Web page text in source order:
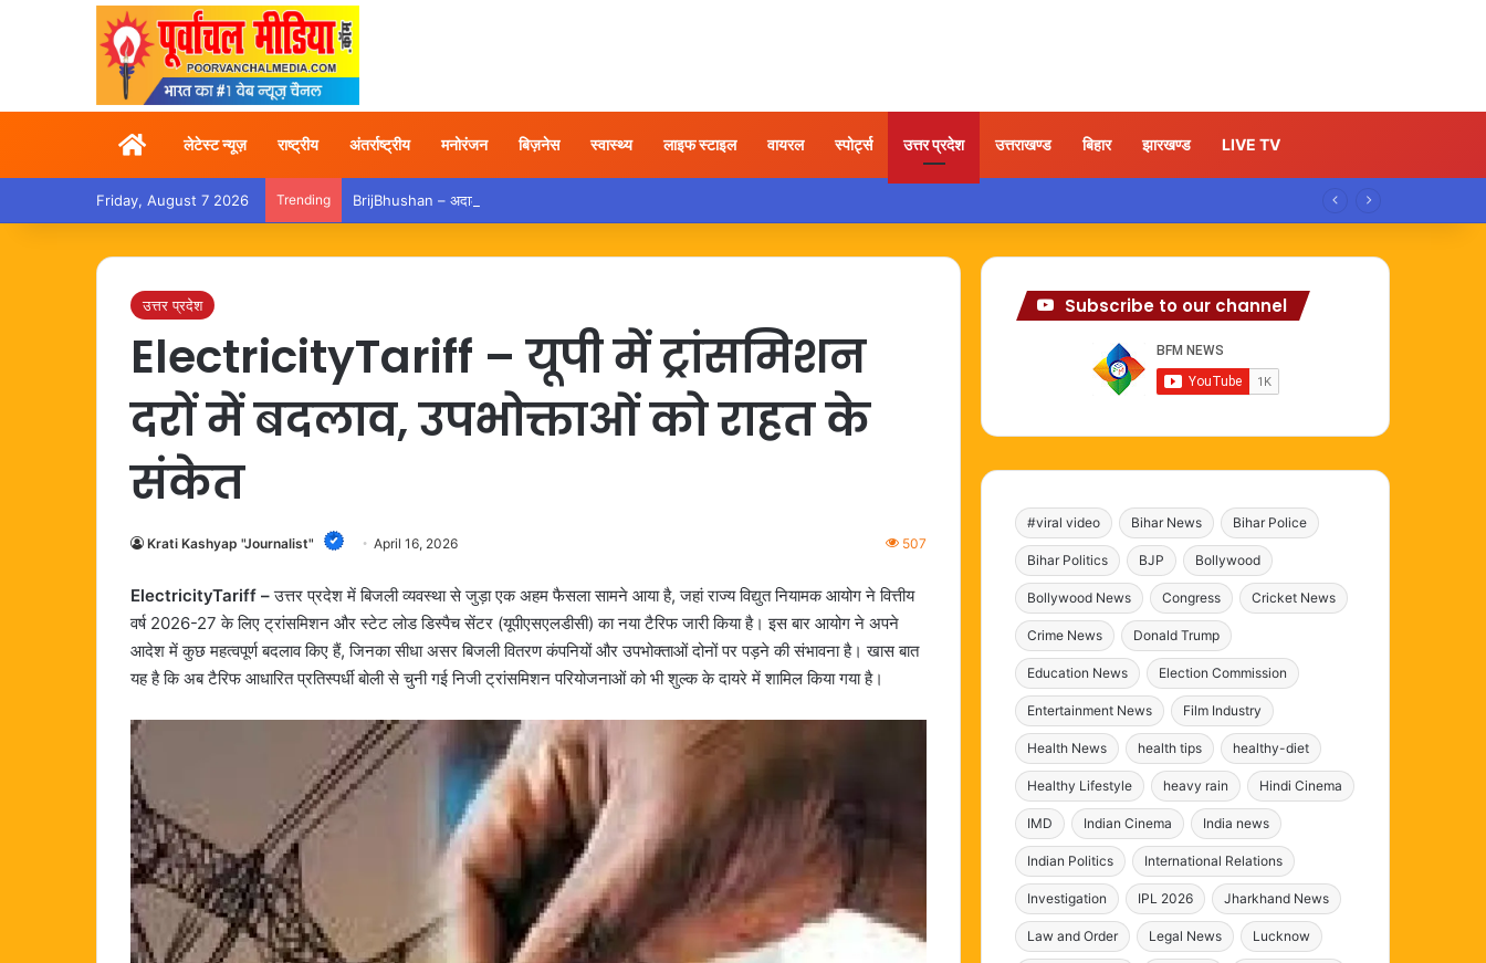
Homeलेटेस्ट न्यूज़ राष्ट्रीय अंतर्राष्ट्रीय मनोरंजन बिज़नेस स्वास्थ्य लाइफ स्टाइल वायरल स्पोर्ट्स उत्तर प्रदेश उत्तराखण्ड बिहार झारखण्ड LIVE TV
Friday, August 7 2026 Trending BrijBhushan – अदालत से बरी होने के बाद अयोध्या पहुंचे बृजभूषण, समर्थकों ने किया स्वागत
उत्तर प्रदेश
ElectricityTariff – यूपी में ट्रांसमिशन
दरों में बदलाव, उपभोक्ताओं को राहत के
संकेत
Krati Kashyap "Journalist" April 16, 2026 507
ElectricityTariff –उत्तर प्रदेश में बिजली व्यवस्था से जुड़ा एक अहम फैसला सामने आया है, जहां राज्य विद्युत नियामक आयोग ने वित्तीय
वर्ष 2026-27 के लिए ट्रांसमिशन और स्टेट लोड डिस्पैच सेंटर (यूपीएसएलडीसी) का नया टैरिफ जारी किया है। इस बार आयोग ने अपने
आदेश में कुछ महत्वपूर्ण बदलाव किए हैं, जिनका सीधा असर बिजली वितरण कंपनियों और उपभोक्ताओं दोनों पर पड़ने की संभावना है। खास बात
यह है कि अब टैरिफ आधारित प्रतिस्पर्धी बोली से चुनी गई निजी ट्रांसमिशन परियोजनाओं को भी शुल्क के दायरे में शामिल किया गया है।
Subscribe to our channel
#viral video Bihar News Bihar Police
Bihar Politics BJP Bollywood
Bollywood News Congress Cricket News
Crime News Donald Trump
Education News Election Commission
Entertainment News Film Industry
Health News health tips healthy-diet
Healthy Lifestyle heavy rain Hindi Cinema
IMD Indian Cinema India news
Indian Politics International Relations
Investigation IPL 2026 Jharkhand News
Law and Order Legal News Lucknow